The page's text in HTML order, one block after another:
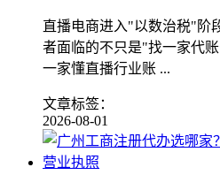
直播电商进入"以数治税"阶
者面临的不只是"找一家代
一家懂直播行业账 ...
文章标签：
2026-08-01